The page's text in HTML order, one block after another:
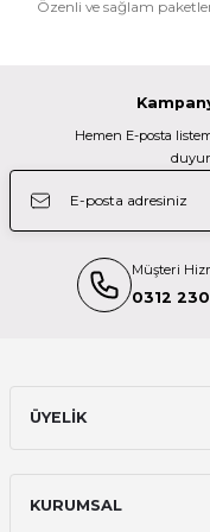
Deneyimini Paylaş
Patona 151676 Slim
Profoto
Olympus Blx-1 Battery (
Özenli ve sağlam
Hemen E-posta
Müşteri
0312
ÜYELİK
KURUMSAL